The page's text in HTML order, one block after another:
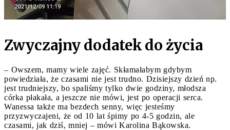
Zwyczajny dodatek do życia
– Owszem, mamy wiele zajęć. Skłamałabym gdybym
powiedziała, że czasami nie jest trudno. Dzisiejszy dzień np.
jest trudniejszy, bo spaliśmy tylko dwie godziny, młodsza
córka płakała, a jeszcze nie mówi, jest po operacji serca.
Wanessa także ma bezdech senny, więc jesteśmy
przyzwyczajeni, że od 10 lat śpimy po 4-5 godzin, ale
czasami, jak dziś, mniej – mówi Karolina Bąkowska.